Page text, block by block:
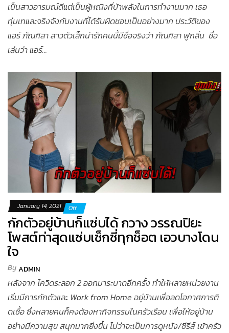
เป็นสาวอารมณ์ดีแต่เป็นผู้หญิงที่บ้าพลังในการทำงานมาก เธอ
ทุ่มเทและจริงจังกับงานที่ได้รับผิดชอบเป็นอย่างมาก ประวัติของ
แอร์ ภัณฑิลา สาวตัวเล็กน่ารักคนนี้มีชื่อจริงว่า ภัณฑิลา ฟูกลิ่น ชื่อ
เล่นว่า แอร์…
January 14, 2021 Off
กักตัวอยู่บ้านก็แซ่บได้ กวาง วรรณปิยะ
โพสต์ท่าสุดแซ่บเซ็กซี่ทุกช็อต เอวบางโดน
ใจ
ByADMIN
หลังจาก โควิดระลอก 2 ออกมาระบาดอีกครั้ง ทำให้หลายหน่วยงาน
เริ่มมีการกักตัวและ Work from Home อยู่บ้านเพื่อลดโอกาศการติ
ดเชื้อ ซึ่งหลายคนก็คงต้องหากิจกรรมในครัวเรือน เพื่อให้อยู่บ้าน
อย่างมีความสุข สนุกมากยิ่งขึ้น ไม่ว่าจะเป็นการดูหนัง/ซีรีส์ เข้าครัว